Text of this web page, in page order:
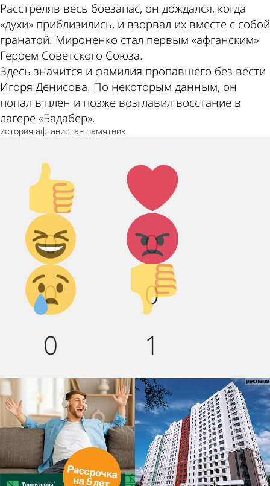
Расстреляв весь боезапас, он дождался, когда
«духи» приблизились, и взорвал их вместе с собой
гранатой. Мироненко стал первым «афганским»
Героем Советского Союза.
Здесь значится и фамилия пропавшего без вести
Игоря Денисова. По некоторым данным, он
попал в плен и позже возглавил восстание в
лагере «Бадабер».
история афганистан памятник
Палец
вверх!
0
Лайк!
0
Дикий
смех!
0
Агрессия!
0
Грусть :(
0
Палец
вниз!
1